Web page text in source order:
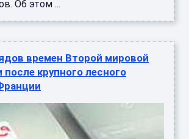
Об этом ...
времен Второй мировой
крупного лесного